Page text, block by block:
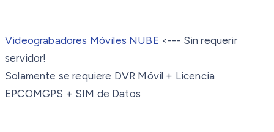
Videograbadores Móviles NUBE <--- Sin requerir
servidor!
Solamente se requiere DVR Móvil + Licencia
EPCOMGPS + SIM de Datos